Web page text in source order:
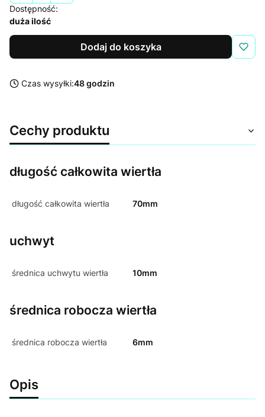
Dostępność:
duża ilość
Dodaj do koszyka
Czas wysyłki:48 godzin
Cechy produktu
długość całkowita wiertła
długość całkowita wiertła 70mm
uchwyt
średnica uchwytu wiertła 10mm
średnica robocza wiertła
średnica robocza wiertła 6mm
Opis